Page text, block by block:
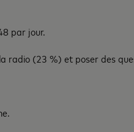
par jour.
radio (23 %) et poser des